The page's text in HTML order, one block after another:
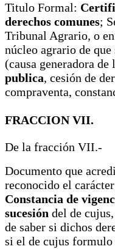
Titulo Formal:
derechos comunes;
Tribunal Agrario, o
núcleo agrario de
(causa generadora de
publica, cesión de
compraventa,
FRACCION VII.
De la fracción VII.-
Documento que
reconocido el
Constancia de
sucesión del de
de saber si dichos
si el de cujus formulo